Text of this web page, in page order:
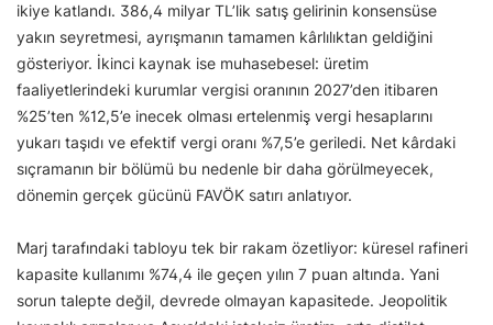
ikiye katlandı. 386,4 milyar TL’lik satış gelirinin konsensüse
yakın seyretmesi, ayrışmanın tamamen kârlılıktan geldiğini
gösteriyor. İkinci kaynak ise muhasebesel: üretim
faaliyetlerindeki kurumlar vergisi oranının 2027’den itibaren
%25’ten %12,5’e inecek olması ertelenmiş vergi hesaplarını
yukarı taşıdı ve efektif vergi oranı %7,5’e geriledi. Net kârdaki
sıçramanın bir bölümü bu nedenle bir daha görülmeyecek,
dönemin gerçek gücünü FAVÖK satırı anlatıyor.
Marj tarafındaki tabloyu tek bir rakam özetliyor: küresel rafineri
kapasite kullanımı %74,4 ile geçen yılın 7 puan altında. Yani
sorun talepte değil, devrede olmayan kapasitede. Jeopolitik